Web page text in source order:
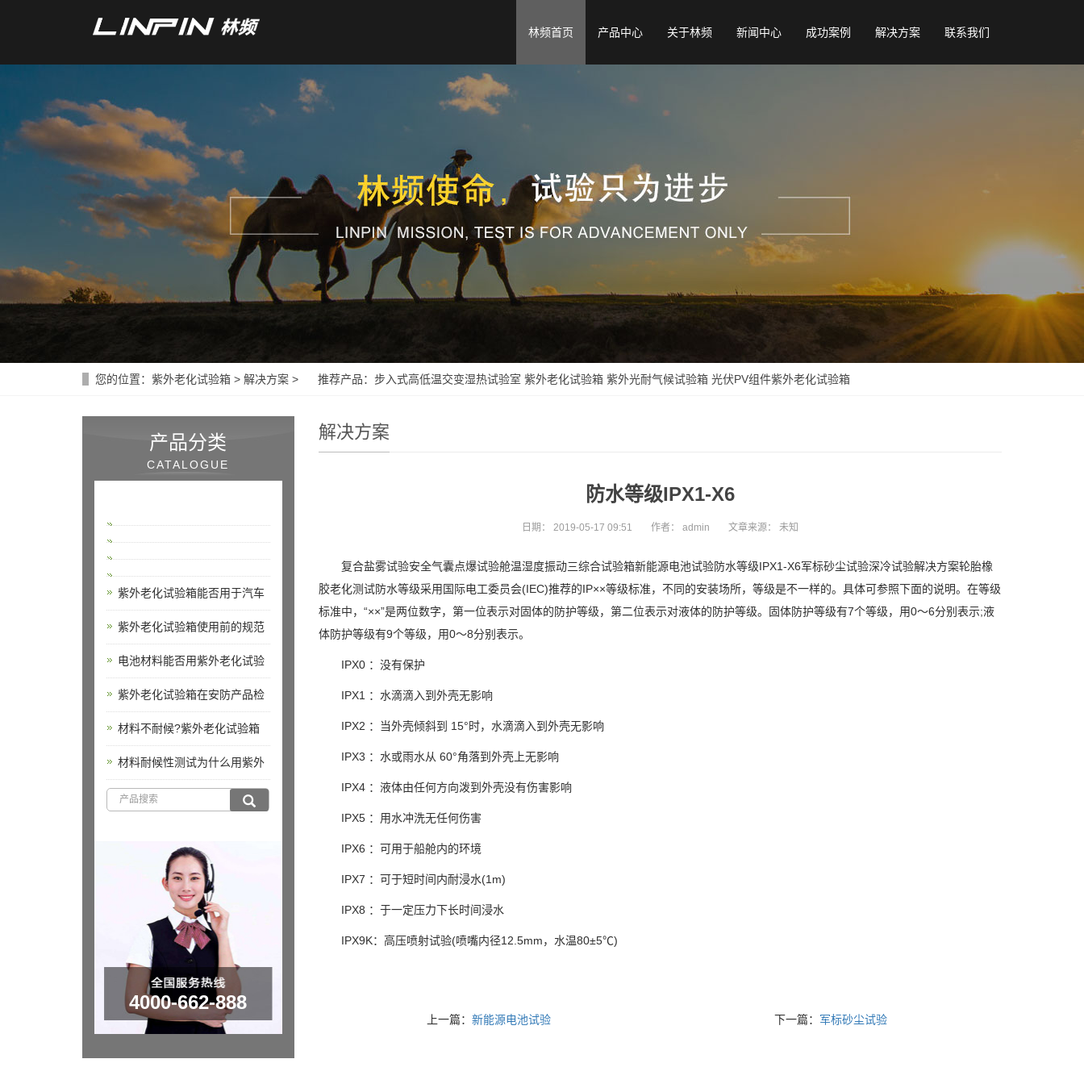
林频首页 产品中心 关于林频 新闻中心 成功案例 解决方案 联系我们
您的位置： 紫外老化试验箱 > 解决方案 > 推荐产品： 步入式高低温交变湿热试验室 紫外老化试验箱 紫外光耐气候试验箱 光伏PV组件紫外老化试验箱
解决方案
防水等级IPX1-X6
日期： 2019-05-17 09:51 作者： admin 文章来源： 未知
复合盐雾试验安全气囊点爆试验舱温湿度振动三综合试验箱新能源电池试验防水等级IPX1-X6军标砂尘试验深冷试验解决方案轮胎橡
胶老化测试防水等级采用国际电工委员会(IEC)推荐的IP××等级标准，不同的安装场所，等级是不一样的。具体可参照下面的说明。在等级
标准中，“××”是两位数字，第一位表示对固体的防护等级，第二位表示对液体的防护等级。固体防护等级有7个等级，用0～6分别表示;液
体防护等级有9个等级，用0～8分别表示。
IPX0 ：没有保护
IPX1 ：水滴滴入到外壳无影响
IPX2 ：当外壳倾斜到 15°时，水滴滴入到外壳无影响
IPX3 ：水或雨水从 60°角落到外壳上无影响
IPX4 ：液体由任何方向泼到外壳没有伤害影响
IPX5 ：用水冲洗无任何伤害
IPX6 ：可用于船舱内的环境
IPX7 ：可于短时间内耐浸水(1m)
IPX8 ：于一定压力下长时间浸水
IPX9K：高压喷射试验(喷嘴内径12.5mm，水温80±5℃)
上一篇：新能源电池试验 下一篇： 军标砂尘试验
产品分类
CATALOGUE
紫外老化试验箱能否用于汽车
紫外老化试验箱使用前的规范
电池材料能否用紫外老化试验
紫外老化试验箱在安防产品检
材料不耐候?紫外老化试验箱
材料耐候性测试为什么用紫外
4000-662-888